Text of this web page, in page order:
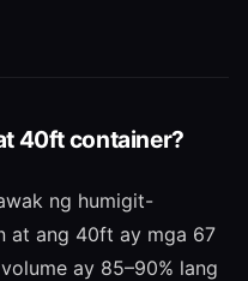
40ft container?
ng humigit-
at ang 40ft ay mga 67
ay 85–90% lang